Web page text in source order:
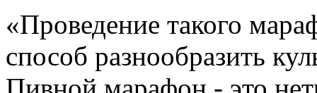
«Проведение такого
способ разнообразить